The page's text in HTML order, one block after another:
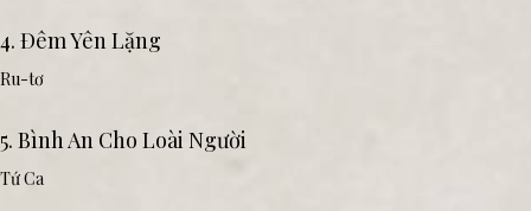
4. Đêm Yên Lặng
Ru-tơ
5. Bình An Cho Loài Người
Tứ Ca